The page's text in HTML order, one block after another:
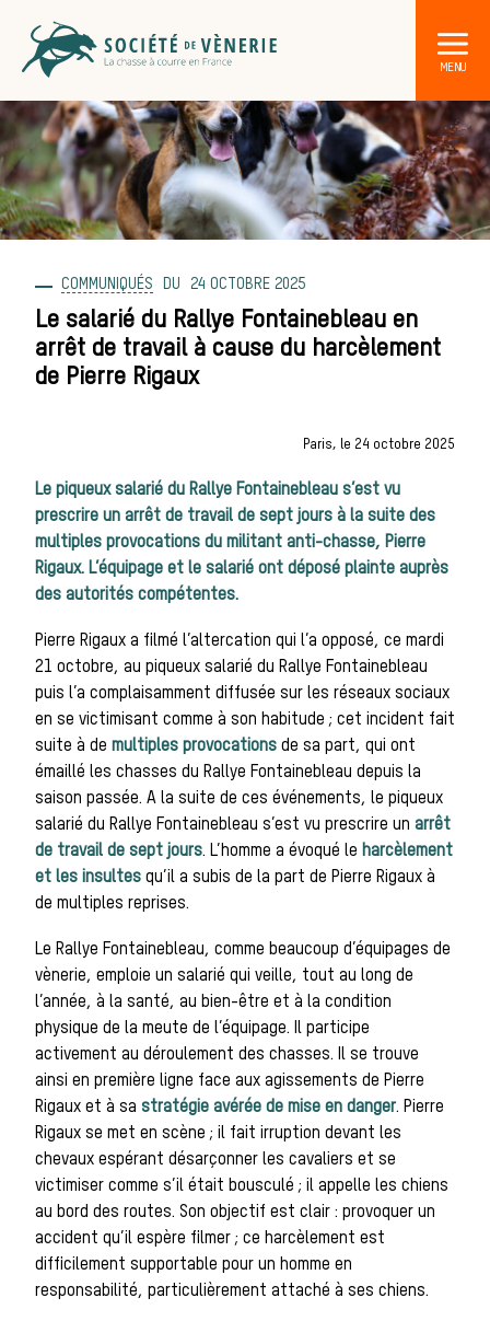
DÉCOUVRIR LA CHASSE À COURRE
Les acteurs de la vènerie
Les animaux
sauvages
Les chiens de
meute
Les chevaux de
chasse
Les veneurs
La vènerie contemporaine
Chasser les
idées reçues
Bien-être
COMMUNIQUÉS 24 OCTOBRE 2025
Le salarié du Rallye Fontainebleau en
arrêt de travail à cause du harcèlement
de Pierre Rigaux
Paris, le 24 octobre 2025
Le piqueux salarié du Rallye Fontainebleau s’est vu
prescrire un arrêt de travail de sept jours à la suite des
multiples provocations du militant anti-chasse, Pierre
Rigaux. L’équipage et le salarié ont déposé plainte auprès
des autorités compétentes.
Pierre Rigaux a filmé l’altercation qui l’a opposé, ce mardi
21 octobre, au piqueux salarié du Rallye Fontainebleau
puis l’a complaisamment diffusée sur les réseaux sociaux
en se victimisant comme à son habitude ; cet incident fait
suite à de multiples provocations de sa part, qui ont
émaillé les chasses du Rallye Fontainebleau depuis la
saison passée. A la suite de ces événements, le piqueux
salarié du Rallye Fontainebleau s’est vu prescrire un arrêt
de travail de sept jours. L’homme a évoqué le harcèlement
et les insultes qu’il a subis de la part de Pierre Rigaux à
de multiples reprises.
Le Rallye Fontainebleau, comme beaucoup d’équipages de
vènerie, emploie un salarié qui veille, tout au long de
l’année, à la santé, au bien-être et à la condition
physique de la meute de l’équipage. Il participe
activement au déroulement des chasses. Il se trouve
ainsi en première ligne face aux agissements de Pierre
Rigaux et à sa stratégie avérée de mise en danger. Pierre
Rigaux se met en scène ; il fait irruption devant les
chevaux espérant désarçonner les cavaliers et se
victimiser comme s’il était bousculé ; il appelle les chiens
au bord des routes. Son objectif est clair : provoquer un
accident qu’il espère filmer ; ce harcèlement est
difficilement supportable pour un homme en
responsabilité, particulièrement attaché à ses chiens.